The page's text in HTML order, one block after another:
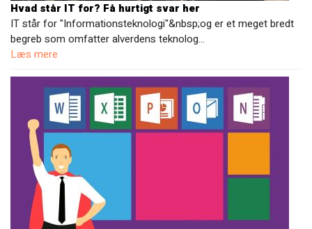
Hvad står IT for? Få hurtigt svar her
IT står for "Informationsteknologi"&nbsp;og er et meget bredt
begreb som omfatter alverdens teknolog…
Læs mere